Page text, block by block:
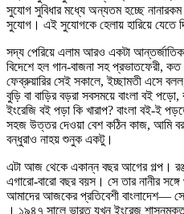
সুযোগ সুবিধার মধ্যে অন্যতম হচ্ছে
সুযোগ। এই সুযোগকে হেলায় হারিয়ে যেতে
সদ্য পেরিয়ে এলাম আরও একটা আন্তর্জাতিক
বিদেশে হল গান-বাজনা সহ প্রভাতফেরী,
ফেব্রুয়ারির সেই সকালে, ইচ্ছামতী এসে
বুড়ি বা বাড়ির বড়রা সবসময়ে বাংলা বই
ইংরেজি বই পড়া কি খারাপ? বাংলা বই-ই
সহজ উত্তর দেওয়া বেশ কঠিন কাজ, আমি
বন্ধুরাও নাহয় শুনুক একটু।
এটা আজ থেকে একান্ন বছর আগের গল্প।
এগারো-বারো বছর বয়স। সে তার নানীর
আমাদের আজকের প্রতিবেশী বাংলাদেশ—
। ১৯৪৭ সালে ভারত যখন ইংরেজ